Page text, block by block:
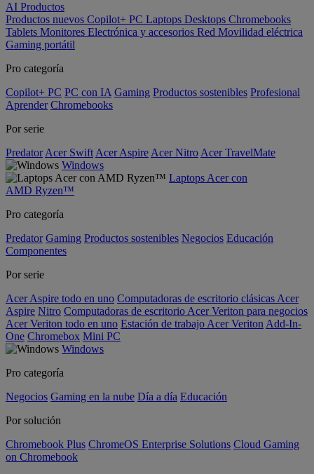
AI Productos
Productos nuevos Copilot+ PC Laptops Desktops Chromebooks
Tablets Monitores Electrónica y accesorios Red Movilidad eléctrica
Gaming portátil
Pro categoría
Copilot+ PC PC con IA Gaming Productos sostenibles Profesional
Aprender Chromebooks
Por serie
Predator Acer Swift Acer Aspire Acer Nitro Acer TravelMate
Windows
Laptops Acer con
AMD Ryzen™
Pro categoría
Predator Gaming Productos sostenibles Negocios Educación
Componentes
Por serie
Acer Aspire todo en uno Computadoras de escritorio clásicas Acer
Aspire Nitro Computadoras de escritorio Acer Veriton para negocios
Acer Veriton todo en uno Estación de trabajo Acer Veriton Add-In-
One Chromebox Mini PC
Windows
Pro categoría
Negocios Gaming en la nube Día a día Educación
Por solución
Chromebook Plus ChromeOS Enterprise Solutions Cloud Gaming
on Chromebook